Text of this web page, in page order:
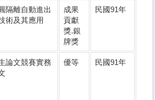
隔離自動進出
術及其應用
成果
貢獻
獎.銀
牌獎
民國91年
論文競賽實務
優等 民國91年